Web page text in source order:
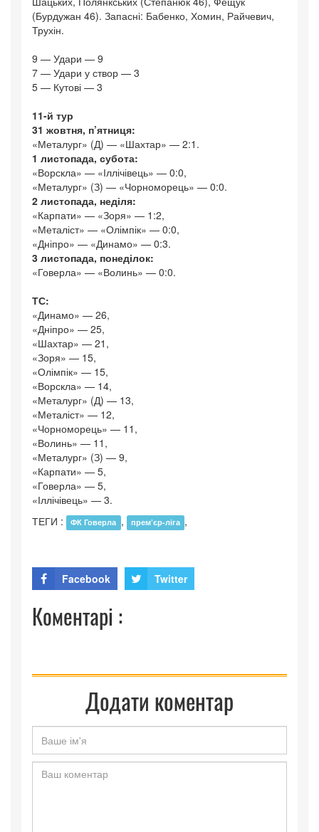
(Бурдужан 46). Запасні: Бабенко, Хомин, Райчевич,
Трухін.
9 — Удари — 9
7 — Удари у створ — 3
5 — Кутові — 3
11-й тур
31 жовтня, п’ятниця:
«Металург» (Д) — «Шахтар» — 2:1.
1 листопада, субота:
«Ворскла» — «Іллічівець» — 0:0,
«Металург» (З) — «Чорноморець» — 0:0.
2 листопада, неділя:
«Карпати» — «Зоря» — 1:2,
«Металіст» — «Олімпік» — 0:0,
«Дніпро» — «Динамо» — 0:3.
3 листопада, понеділок:
«Говерла» — «Волинь» — 0:0.
ТС:
«Динамо» — 26,
«Дніпро» — 25,
«Шахтар» — 21,
«Зоря» — 15,
«Олімпік» — 15,
«Ворскла» — 14,
«Металург» (Д) — 13,
«Металіст» — 12,
«Чорноморець» — 11,
«Волинь» — 11,
«Металург» (З) — 9,
«Карпати» — 5,
«Говерла» — 5,
«Іллічівець» — 3.
ТЕГИ :
ФК Говерла , прем’єр-ліга ,
Facebook Twitter
Коментарі :
Додати коментар